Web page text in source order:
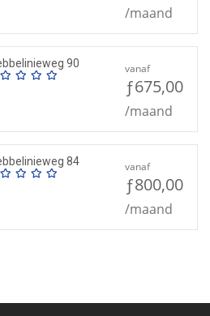
/maand
90 vanaf
ƒ675,00
/maand
84 vanaf
ƒ800,00
/maand